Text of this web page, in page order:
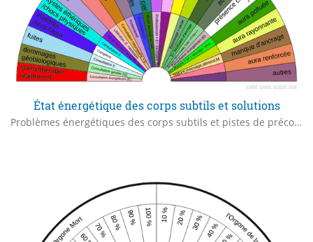
État énergétique des corps subtils et solutions
Problèmes énergétiques des corps subtils et pistes de préconisations pour y remédier